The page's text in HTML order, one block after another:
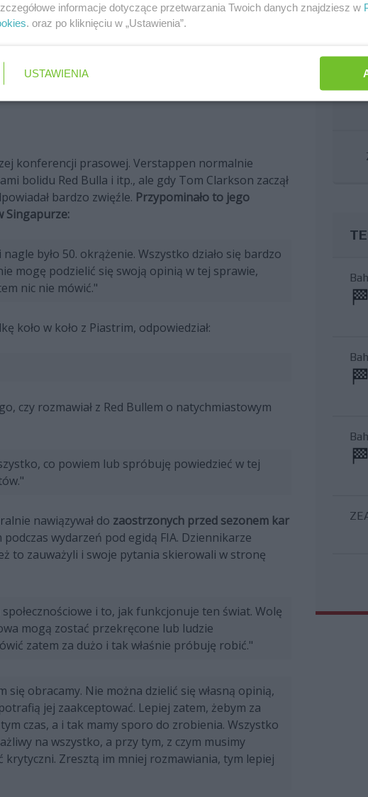
konferencji prasowej. Verstappen normalnie
bolidu Red Bulla i itp., ale gdy Tom Clarkson zaczął
bardzo zwięźle. Przypominało to jego
Singapurze:
było 50. okrążenie. Wszystko działo się bardzo
mogę podzielić się swoją opinią w tej sprawie,
nic nie mówić."
koło w koło z Piastrim, odpowiedział:
czy rozmawiał z Red Bullem o natychmiastowym
co powiem lub spróbuję powiedzieć w tej
nawiązywał do zaostrzonych przed sezonem kar
podczas wydarzeń pod egidą FIA. Dziennikarze
to zauważyli i swoje pytania skierowali w stronę
i to, jak funkcjonuje ten świat. Wolę
mogą zostać przekręcone lub ludzie
zatem za dużo i tak właśnie próbuję robić."
się obracamy. Nie można dzielić się własną opinią,
jej zaakceptować. Lepiej zatem, żebym za
czas, a i tak mamy sporo do zrobienia. Wszystko
na wszystko, a przy tym, z czym musimy
krytyczni. Zresztą im mniej rozmawiania, tym lepiej
informacje dotyczące przetwarzania Twoich danych znajdziesz w
. oraz po kliknięciu w „Ustawienia”.
USTAWIENIA